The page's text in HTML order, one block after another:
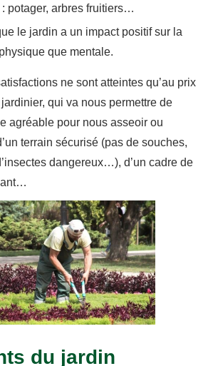
: potager, arbres fruitiers…
le jardin a un impact positif sur la
que mentale.
ne sont atteintes qu’au prix
qui va nous permettre de
agréable pour nous asseoir ou
terrain sécurisé (pas de souches,
dangereux…), d’un cadre de
du jardin